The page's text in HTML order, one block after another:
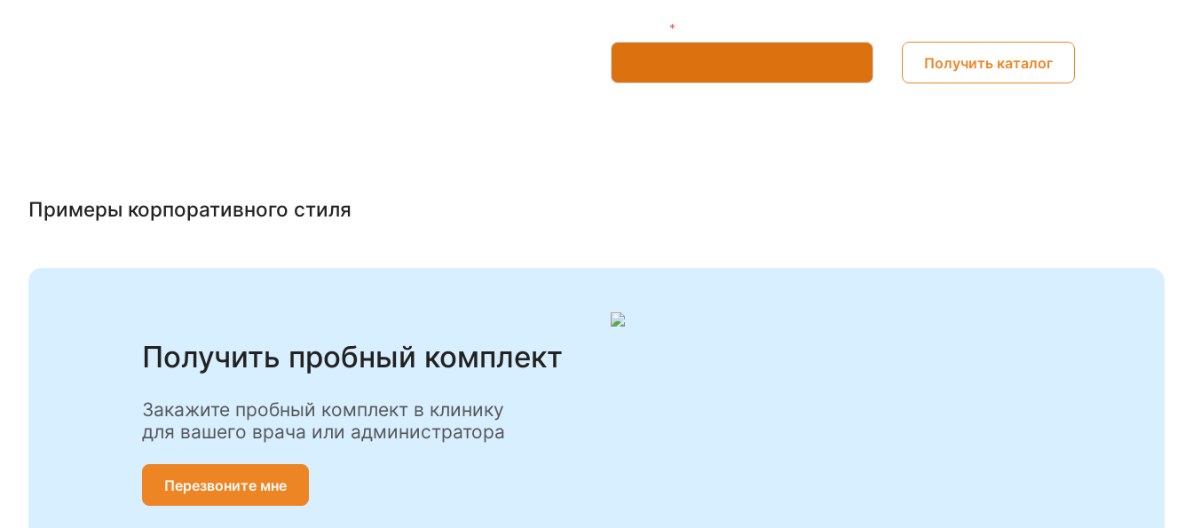
*
Получить каталог
Примеры корпоративного стиля
Получить пробный комплект
Закажите пробный комплект в клинику
для вашего врача или администратора
Перезвоните мне